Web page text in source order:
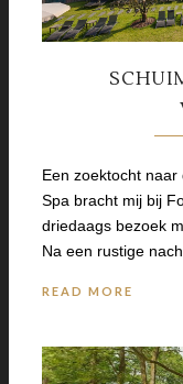
Een zoektocht
Spa bracht mij bij
driedaags bezoek
Na een rustige
READ MORE